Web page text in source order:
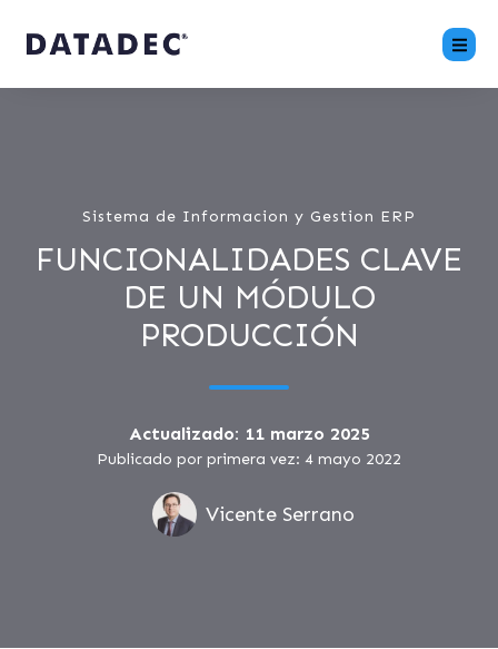
Sistema de Informacion y Gestion ERP
FUNCIONALIDADES CLAVE
DE UN MÓDULO
PRODUCCIÓN
Actualizado: 11 marzo 2025
Publicado por primera vez: 4 mayo 2022
Vicente Serrano